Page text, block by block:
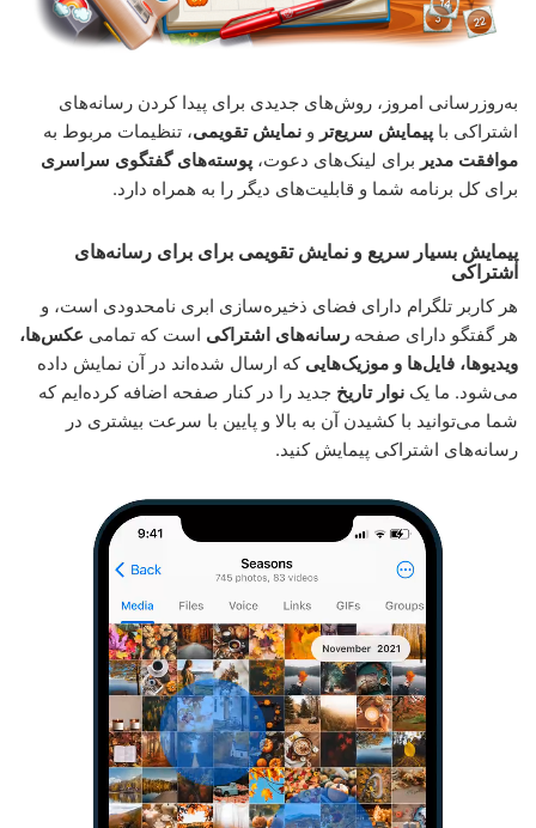
به‌روزرسانی امروز، روش‌های جدیدی برای پیدا کردن رسانه‌های
اشتراکی با پیمایش سریع‌تر و نمایش تقویمی، تنظیمات مربوط به
موافقت مدیر برای لینک‌های دعوت، پوسته‌های گفتگوی سراسری
برای کل برنامه شما و قابلیت‌های دیگر را به همراه دارد.
پیمایش بسیار سریع و نمایش تقویمی برای برای رسانه‌های
اشتراکی
هر کاربر تلگرام دارای فضای ذخیره‌سازی ابری نامحدودی است، و
هر گفتگو دارای صفحه رسانه‌های اشتراکی است که تمامی عکس‌ها،
ویدیوها، فایل‌ها و موزیک‌هایی که ارسال شده‌اند در آن نمایش داده
می‌شود. ما یک نوار تاریخ جدید را در کنار صفحه اضافه کرده‌ایم که
شما می‌توانید با کشیدن آن به بالا و پایین با سرعت بیشتری در
رسانه‌های اشتراکی پیمایش کنید.